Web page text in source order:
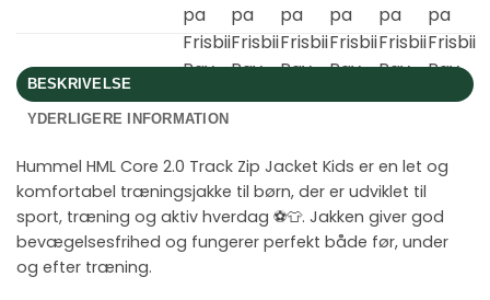
BESKRIVELSE
YDERLIGERE INFORMATION
Hummel HML Core 2.0 Track Zip Jacket Kids er en let og
komfortabel træningsjakke til børn, der er udviklet til
sport, træning og aktiv hverdag ⚽👕. Jakken giver god
bevægelsesfrihed og fungerer perfekt både før, under
og efter træning.